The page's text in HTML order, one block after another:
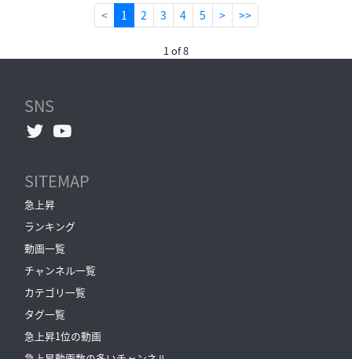
< 1 (current)
2 3 4 5 > >>
1 of 8
SNS
SITEMAP
急上昇
ランキング
動画一覧
チャンネル一覧
カテゴリ一覧
タグ一覧
急上昇1位の動画